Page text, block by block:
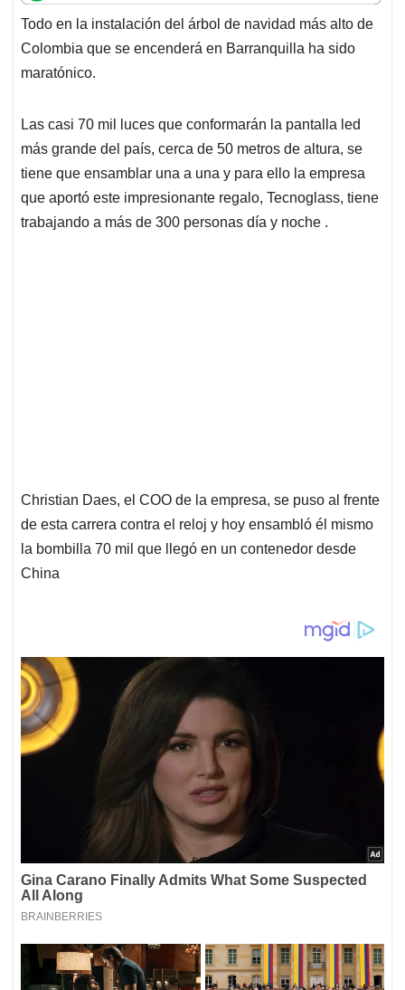
t
s
A
p
e
b
o
o
k
e
d
i
l
e
a
d
Todo en la instalación del árbol de navidad más alto de
Colombia que se encenderá en Barranquilla ha sido
maratónico.
Las casi 70 mil luces que conformarán la pantalla led
más grande del país, cerca de 50 metros de altura, se
tiene que ensamblar una a una y para ello la empresa
que aportó este impresionante regalo, Tecnoglass, tiene
trabajando a más de 300 personas día y noche .
Christian Daes, el COO de la empresa, se puso al frente
de esta carrera contra el reloj y hoy ensambló él mismo
la bombilla 70 mil que llegó en un contenedor desde
China